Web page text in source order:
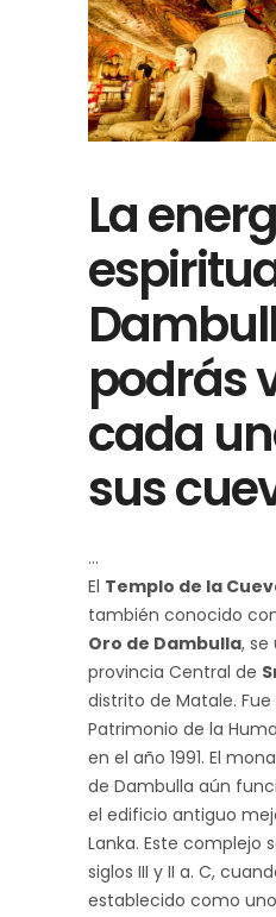
La
podrás
cada
sus
El Templo de la
también conocido
Oro de Dambulla, se
provincia Central de
distrito de Matale.
Patrimonio de la
en el año 1991. El
de Dambulla aún
el edificio antiguo
Lanka. Este complejo
siglos III y II a. C,
establecido como